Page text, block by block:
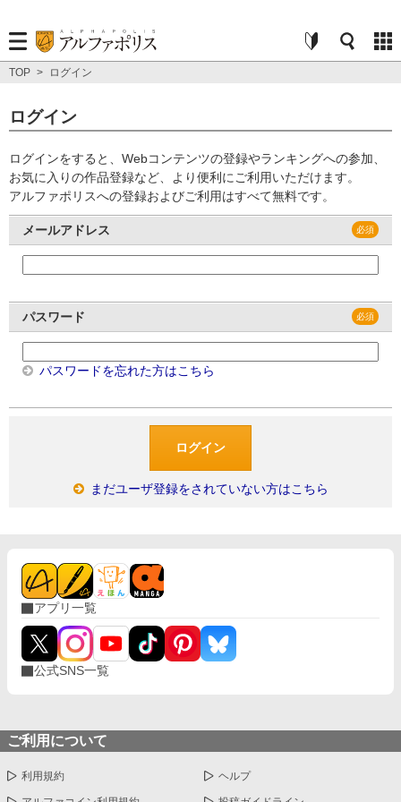
TOP > ログイン
ログイン
ログインをすると、Webコンテンツの登録やランキングへの参加、
お気に入りの作品登録など、より便利にご利用いただけます。
アルファポリスへの登録およびご利用はすべて無料です。
メールアドレス
パスワード
パスワードを忘れた方はこちら
まだユーザ登録をされていない方はこちら
アプリ一覧
公式SNS一覧
ご利用について
利用規約 ヘルプ